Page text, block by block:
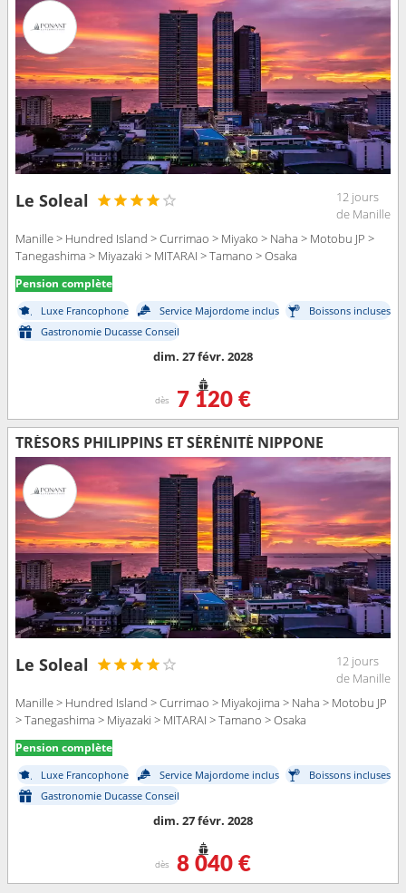
Le Soleal
12 jours
de Manille
Manille > Hundred Island > Currimao > Miyako > Naha > Motobu JP >
Tanegashima > Miyazaki > MITARAI > Tamano > Osaka
Pension complète
Luxe Francophone Service Majordome inclus
Boissons incluses
Gastronomie Ducasse Conseil
dim. 27 févr. 2028
dès 7 120 €
TRÉSORS PHILIPPINS ET SÉRÉNITÉ NIPPONE
Le Soleal
12 jours
de Manille
Manille > Hundred Island > Currimao > Miyakojima > Naha > Motobu JP
> Tanegashima > Miyazaki > MITARAI > Tamano > Osaka
Pension complète
Luxe Francophone Service Majordome inclus
Boissons incluses
Gastronomie Ducasse Conseil
dim. 27 févr. 2028
dès 8 040 €